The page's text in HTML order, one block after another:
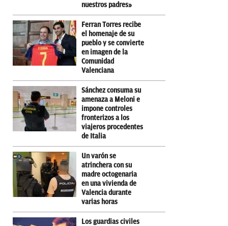
nuestros padres»
Ferran Torres recibe
el homenaje de su
pueblo y se convierte
en imagen de la
Comunidad
Valenciana
Sánchez consuma su
amenaza a Meloni e
impone controles
fronterizos a los
viajeros procedentes
de Italia
Un varón se
atrinchera con su
madre octogenaria
en una vivienda de
Valencia durante
varias horas
Los guardias civiles